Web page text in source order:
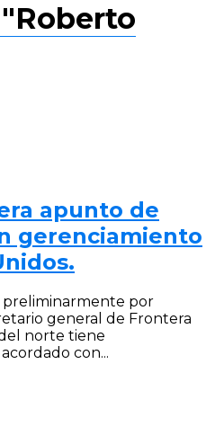
apunto de
gerenciamiento
por
general de Frontera
norte tiene
con...